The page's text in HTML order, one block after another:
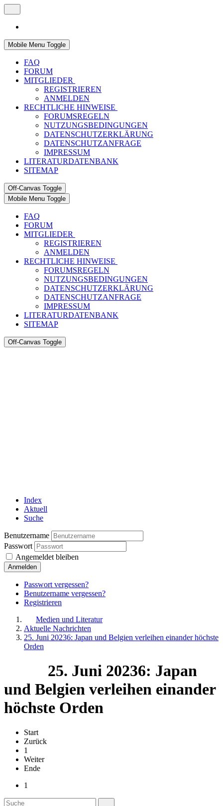
Mobile Menu Toggle
FAQ
FORUM
MITGLIEDER
REGISTRIEREN
ANMELDEN
RECHTLICHE HINWEISE
FORUMSREGELN
NUTZUNGSBEDINGUNGEN
DATENSCHUTZERKLÄRUNG
DATENSCHUTZANFRAGE
IMPRESSUM
LITERATURDATENBANK
SITEMAP
Off-Canvas Toggle
Mobile Menu Toggle
FAQ
FORUM
MITGLIEDER
REGISTRIEREN
ANMELDEN
RECHTLICHE HINWEISE
FORUMSREGELN
NUTZUNGSBEDINGUNGEN
DATENSCHUTZERKLÄRUNG
DATENSCHUTZANFRAGE
IMPRESSUM
LITERATURDATENBANK
SITEMAP
Off-Canvas Toggle
Index
Aktuell
Suche
Benutzername
Passwort
Angemeldet bleiben
Anmelden
Passwort vergessen?
Benutzername vergessen?
Registrieren
Medien und Literatur
Aktuelle Nachrichten
25. Juni 20236: Japan und Belgien verleihen einander höchste
Orden
25. Juni 20236: Japan
und Belgien verleihen einander
höchste Orden
Start
Zurück
1
Weiter
Ende
1